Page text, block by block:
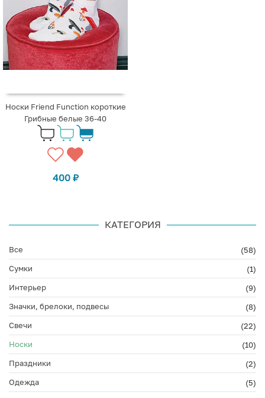
Носки Friend Function короткие
Грибные белые 36-40
400 ₽
КАТЕГОРИЯ
Все
(58)
Сумки
(1)
Интерьер
(9)
Значки, брелоки, подвесы
(8)
Свечи
(22)
Носки
(10)
Праздники
(2)
Одежда
(5)